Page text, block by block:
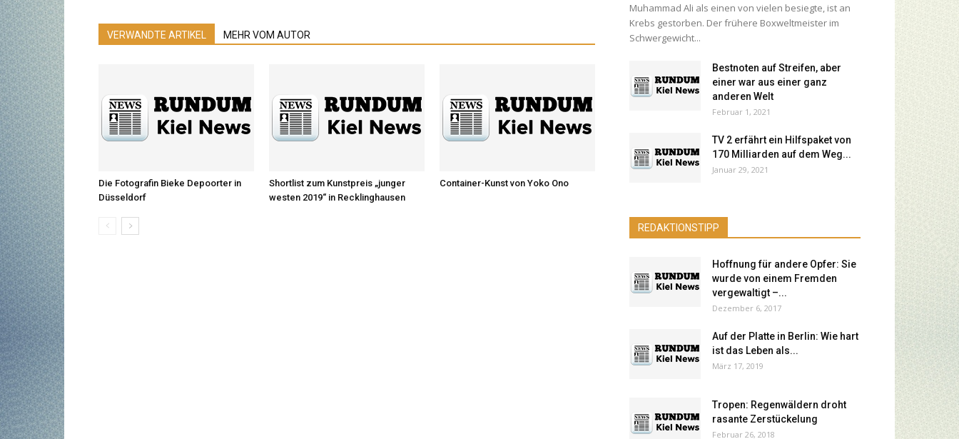
VERWANDTE ARTIKEL MEHR VOM AUTOR
Die Fotografin Bieke Depoorter in
Düsseldorf
Shortlist zum Kunstpreis „junger
westen 2019“ in Recklinghausen
Container-Kunst von Yoko Ono
Muhammad Ali als einen von vielen besiegte, ist an
Krebs gestorben. Der frühere Boxweltmeister im
Schwergewicht...
Bestnoten auf Streifen, aber
einer war aus einer ganz
anderen Welt
Februar 1, 2021
TV 2 erfährt ein Hilfspaket von
170 Milliarden auf dem Weg...
Januar 29, 2021
REDAKTIONSTIPP
Hoffnung für andere Opfer: Sie
wurde von einem Fremden
vergewaltigt –...
Dezember 6, 2017
Auf der Platte in Berlin: Wie hart
ist das Leben als...
März 17, 2019
Tropen: Regenwäldern droht
rasante Zerstückelung
Februar 26, 2018